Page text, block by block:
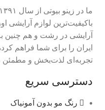
باکیفیت‌ترین لوازم آرایشی
آرایشی در رشت و هم چنین
ایران را برای شما فراهم
تجربه‌ای لذت‌بخش و مطمئن
دسترسی سریع
رنگ مو بدون آمونیاک